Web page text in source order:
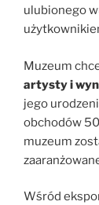
ulubionego
Muzeum
artysty i
jego
obchodów
muzeum
Wśród